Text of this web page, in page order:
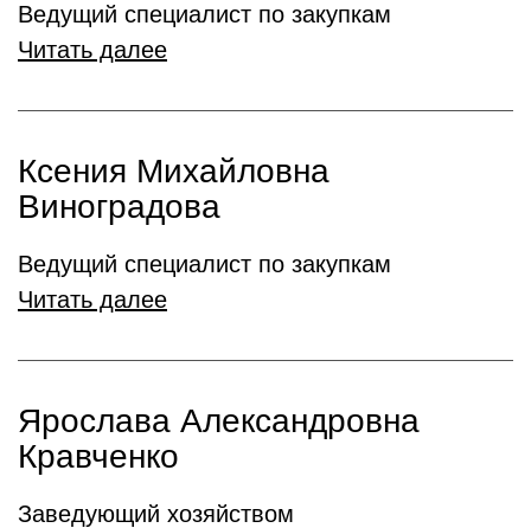
Ведущий специалист по закупкам
Читать далее
Ксения Михайловна
Виноградова
Ведущий специалист по закупкам
Читать далее
Ярослава Александровна
Кравченко
Заведующий хозяйством